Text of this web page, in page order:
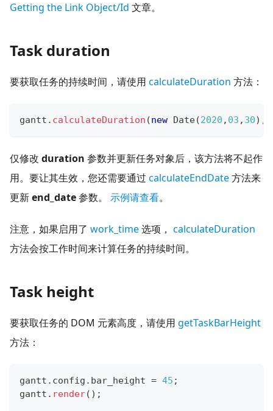
Getting the Link Object/Id 文章。
Task duration
要获取任务的持续时间，请使用 calculateDuration 方法：
gantt . calculateDuration (new Date(2020 , 03 , 30) ,
仅修改 duration 参数并更新任务对象后，该方法将不起作
用。要让其生效，您还需要通过 calculateEndDate方法来
更新end_date参数。 示例请查看。
注意，如果启用了 work_time选项， calculateDuration
方法会按工作时间来计算任务的持续时间。
Task height
要获取任务的 DOM 元素高度，请使用 getTaskBarHeight
方法：
gantt . config . bar_height = 45 ;
gantt . render( ) ;